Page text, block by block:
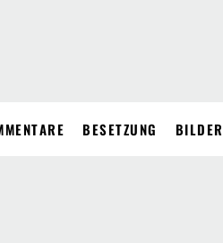
BESETZUNG BILDER